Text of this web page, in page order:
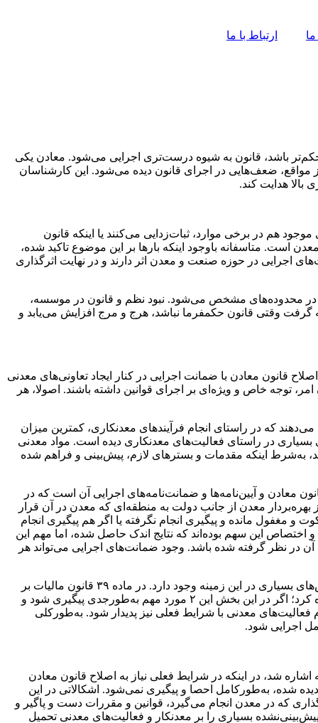
ارتباط با ما
باشد، قانون به شیوه درست‌تری اجرایی می‌شود. معادن یکی
مواقع، ضعف‌هایی در اجرای قانون دیده می‌شود. این کارشناسان
هدایت کند.
هم در برخی موارد، ثبات‌زدایی می‌کنند یا اینکه قانون
متاسفانه باوجود اینکه بارها بر این موضوع تاکید شده،
اجرایی در حوزه صنعت و معدن اثر دارند و در نهایت اثرگذاری
در محدوده‌های مشخص می‌شود. نبود نظم و قانون در موسسه،
وقتی قانون حکمفرما نباشد، هرج و مرج افزایش می‌یابد و
قانون معادن با ضمانت اجرایی در کنار ایجاد تعاونی‌های معدنی
توجه خاص و ویژه‌ای بر اجرای قوانین داشته باشند. اصولا، هر
که در راستای انجام فرآیندهای معدنکاری، کمترین میزان
در راستای فعالیت‌های معدنکاری دیده است. مواد معدنی
به‌شرط اینکه مقدمات و بسترهای لازم، پیش‌بینی و فراهم شده
معادن و آیین‌نامه‌ها و ضمانت‌نامه‌های اجرایی آن است که در
۱۴ تبصره ۶ که به‌صراحت به برگشت ۱۵درصد از حقوق دولتی اخذشده از بهره‌بردار معدن از جانب دولت به منطقه‌ای که معدن در آن قرار
مغفول مانده و پیگیری انجام نگرفته یا اگر هم پیگیری انجام
اختصاص این سهم بوده‌اند که نتایج اندک حاصل شده، اما مهم این
در نظر گرفته شده باشد. وجود ضمانت‌های اجرایی می‌تواند هر
وی افزود: مورد بعدی، سهم شهرداری‌ها و مدیریت شهری از مالیات‌های مستقیم و ارزش‌افزوده دریافتی از واحدهای تولیدی است که چالش‌های بسیاری در این زمینه وجود دارد. در ماده ۳۹ قانون مالیات بر
ارزش‌افزوده مشخص شده که طبیعتا بخش قابل‌توجهی از این منابع از واحدهای معدنی در شهرستان حاصل می‌شود. بنابراین، می‌توان اشاره کرد؛ اگر در این بخش این ۲ مورد مهم به‌طورجدی پیگیری شود و
معدنی با شرایط فعلی نیز پدیدار شود. به‌طورکلی
اجرایی شود.
شد، در اینکه در شرایط فعلی نیاز به اصلاح قانون معادن
شده، به‌طورکامل احصا و پیگیری نمی‌شود. اشکالاتی در این
که در معدن انجام می‌گیرد، قوانین و مقررات دست و پاگیر و
بسیاری را بر معدنکار و فعالیت‌های معدنی تحمیل